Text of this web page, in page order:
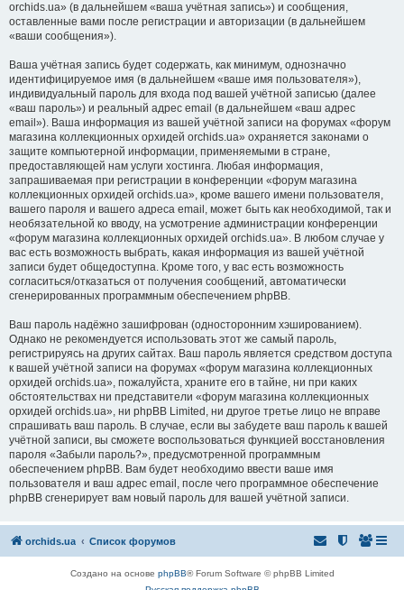
orchids.ua» (в дальнейшем «ваша учётная запись») и сообщения,
оставленные вами после регистрации и авторизации (в дальнейшем
«ваши сообщения»).
Ваша учётная запись будет содержать, как минимум, однозначно
идентифицируемое имя (в дальнейшем «ваше имя пользователя»),
индивидуальный пароль для входа под вашей учётной записью (далее
«ваш пароль») и реальный адрес email (в дальнейшем «ваш адрес
email»). Ваша информация из вашей учётной записи на форумах «форум
магазина коллекционных орхидей orchids.ua» охраняется законами о
защите компьютерной информации, применяемыми в стране,
предоставляющей нам услуги хостинга. Любая информация,
запрашиваемая при регистрации в конференции «форум магазина
коллекционных орхидей orchids.ua», кроме вашего имени пользователя,
вашего пароля и вашего адреса email, может быть как необходимой, так и
необязательной ко вводу, на усмотрение администрации конференции
«форум магазина коллекционных орхидей orchids.ua». В любом случае у
вас есть возможность выбрать, какая информация из вашей учётной
записи будет общедоступна. Кроме того, у вас есть возможность
согласиться/отказаться от получения сообщений, автоматически
сгенерированных программным обеспечением phpBB.
Ваш пароль надёжно зашифрован (односторонним хэшированием).
Однако не рекомендуется использовать этот же самый пароль,
регистрируясь на других сайтах. Ваш пароль является средством доступа
к вашей учётной записи на форумах «форум магазина коллекционных
орхидей orchids.ua», пожалуйста, храните его в тайне, ни при каких
обстоятельствах ни представители «форум магазина коллекционных
орхидей orchids.ua», ни phpBB Limited, ни другое третье лицо не вправе
спрашивать ваш пароль. В случае, если вы забудете ваш пароль к вашей
учётной записи, вы сможете воспользоваться функцией восстановления
пароля «Забыли пароль?», предусмотренной программным
обеспечением phpBB. Вам будет необходимо ввести ваше имя
пользователя и ваш адрес email, после чего программное обеспечение
phpBB сгенерирует вам новый пароль для вашей учётной записи.
orchids.ua Список форумов
Создано на основе phpBB® Forum Software © phpBB Limited